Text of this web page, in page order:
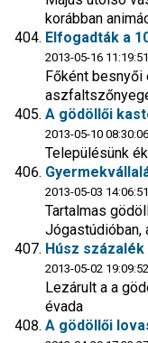
korábban
Elfogadták a
2013-05-16 11:19:51
Főként
A gödöllői
2013-05-10 08:30:06
Településünk
2013-05-03 14:06:51
Tartalmas
Jógastúdióban,
Húsz
2013-05-02 19:09:52
Lezárult a a
évada
A gödöllői